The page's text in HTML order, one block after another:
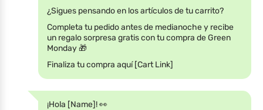
¿Sigues pensando en los artículos de tu carrito?
Completa tu pedido antes de medianoche y recibe
un regalo sorpresa gratis con tu compra de Green
Monday 🎁
Finaliza tu compra aquí [Cart Link]
¡Hola [Name]! 👀